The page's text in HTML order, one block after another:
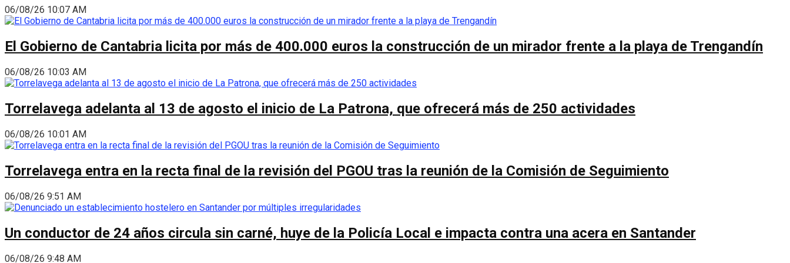
06/08/26 10:07 AM
El Gobierno de Cantabria licita por más de 400.000 euros la construcción de un mirador frente a la playa de Trengandín
06/08/26 10:03 AM
Torrelavega adelanta al 13 de agosto el inicio de La Patrona, que ofrecerá más de 250 actividades
06/08/26 10:01 AM
Torrelavega entra en la recta final de la revisión del PGOU tras la reunión de la Comisión de Seguimiento
06/08/26 9:51 AM
Un conductor de 24 años circula sin carné, huye de la Policía Local e impacta contra una acera en Santander
06/08/26 9:48 AM